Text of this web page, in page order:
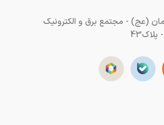
(عج) - مجتمع برق و الکترونیک